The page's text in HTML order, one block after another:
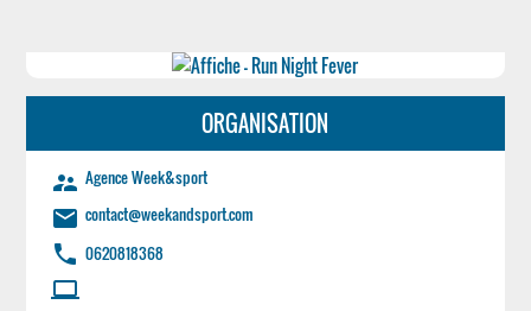
ORGANISATION
supervisor_account Agence Week&sport
email contact@weekandsport.com
phone 0620818368
laptop